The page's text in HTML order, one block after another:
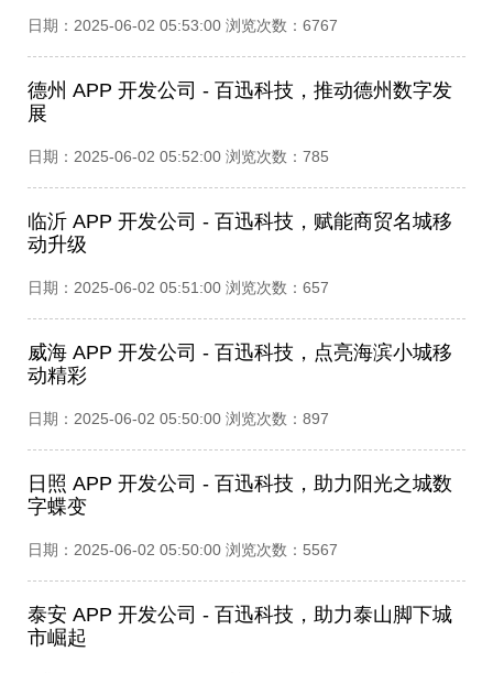
日期：2025-06-02 05:53:00 浏览次数：6767
德州 APP 开发公司 - 百迅科技，推动德州数字发
展​
日期：2025-06-02 05:52:00 浏览次数：785
临沂 APP 开发公司 - 百迅科技，赋能商贸名城移
动升级​
日期：2025-06-02 05:51:00 浏览次数：657
威海 APP 开发公司 - 百迅科技，点亮海滨小城移
动精彩​
日期：2025-06-02 05:50:00 浏览次数：897
日照 APP 开发公司 - 百迅科技，助力阳光之城数
字蝶变​
日期：2025-06-02 05:50:00 浏览次数：5567
泰安 APP 开发公司 - 百迅科技，助力泰山脚下城
市崛起​